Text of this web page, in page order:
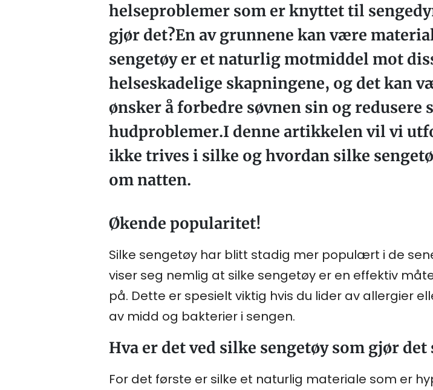
helseproblemer som er knyttet til
gjør det?En av grunnene kan være
sengetøy er et naturlig motmiddel mot
helseskadelige skapningene, og det kan
ønsker å forbedre søvnen sin og redusere
hudproblemer.I denne artikkelen vil vi
ikke trives i silke og hvordan silke
om natten.
Økende popularitet!
Silke sengetøy har blitt stadig mer populært i de
viser seg nemlig at silke sengetøy er en effektiv
på. Dette er spesielt viktig hvis du lider av allergier
av midd og bakterier i sengen.
Hva er det ved silke sengetøy som gjør
For det første er silke et naturlig materiale som er